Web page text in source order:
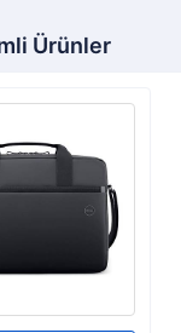
Ürünler